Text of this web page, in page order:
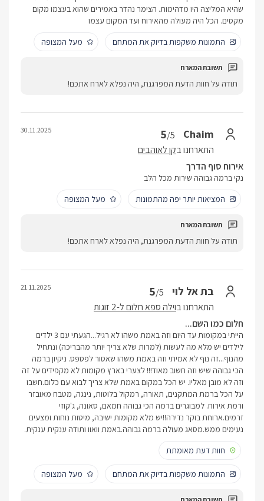
שהיא המליצה היו מדהימות. הצימר נהדר באמירים שהוא בעצמו מקום
מקסים. הכל היה מעולה מהאירוח ועד המקום עצמו
התמונות משקפות בדיוק את המתחם
מעל המצופה
תודה על חוות הדעת המפרגנת, היה נפלא לארח אתכם!
Chaim
5/5
התארחנו בקן לאוהבים
30.11.2025
אירוח סוף הדרך
נקי ברמה גבוהה שירות מכל הלב
המציאות יותר יפה מהתמונות
מעל המצופה
תודה על חוות הדעת המפרגנת, היה נפלא לארח אתכם!
בת אל לוי 5/5
התארחנו בוילה ספא חלום ל-2 זוגות
21.11.2025
חלום כמו השם...
הייתי במקומות עד היום וזה באמת משהו לא רגיל...הגעתי עם 3 ילדים
לילדים יש מלא מה לעשות (למרות שלא צריך יותר מהבריכה) ונתחיל
מהנוף...זה נוף לא אמיתי וזה באמת משהו שאסור לפספס. ניקיון ברמה
הכי גבוהה שיש וזה חשוב מאוד!!! לצערי בארץ מקומות לא מקפידים על זה
וזה לא מובן מאליו. יש הכל במקום באמת שלא צריך לבוא עם כלום.חשבו
על הכל ברמת המתקנים, תאורה, רמקול בלוטות, נינגה, מטבח מאובזר
ורמת אירוח. למבוגרים ברמה הכי גבוהה חמאם, סאונה, ג'קוזי
זרמים.ארוחת בוקר נדירה!!יש מלא מקומות ישיבה, מיטות נוחות ומצעים
נעימים ממש.מסאג מעולה ברמה גבוהה.באמת וואוו ותודה ענקית ענקית.
חוות דעת מאומתת
התמונות משקפות בדיוק את המתחם מעל המצופה